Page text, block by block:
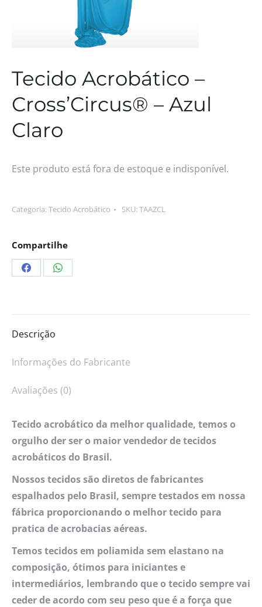
Tecido Acrobático –
Cross’Circus® – Azul
Claro
Este produto está fora de estoque e indisponível.
Categoria:Tecido Acrobático SKU:TAAZCL
Compartilhe
Descrição
Informações do Fabricante
Avaliações (0)
Tecido acrobático da melhor qualidade, temos o
orgulho der ser o maior vendedor de tecidos
acrobáticos do Brasil.
Nossos tecidos são diretos de fabricantes
espalhados pelo Brasil, sempre testados em nossa
fábrica proporcionando o melhor tecido para
pratica de acrobacias aéreas.
Temos tecidos em poliamida sem elastano na
composição, ótimos para iniciantes e
intermediários, lembrando que o tecido sempre vai
ceder de acordo com seu peso que é a força que